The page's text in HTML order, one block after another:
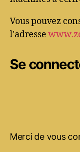
Vous pouvez
l'adresse
Se
Merci de vous